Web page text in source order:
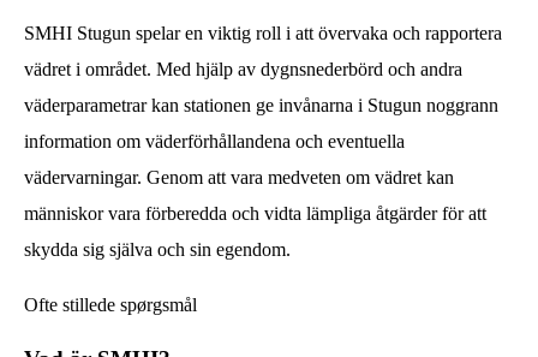
SMHI Stugun spelar en viktig roll i att övervaka och rapportera
vädret i området. Med hjälp av dygnsnederbörd och andra
väderparametrar kan stationen ge invånarna i Stugun noggrann
information om väderförhållandena och eventuella
vädervarningar. Genom att vara medveten om vädret kan
människor vara förberedda och vidta lämpliga åtgärder för att
skydda sig själva och sin egendom.
Ofte stillede spørgsmål